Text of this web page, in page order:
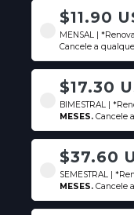
$11.90
MENSAL |
Cancele a
$17.30
BIMESTRAL |
MESES. Cancele
$37.60
SEMESTRAL |
MESES. Cancele